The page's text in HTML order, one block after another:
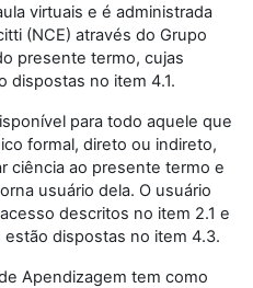
virtuais e é administrada
(NCE) através do Grupo
presente termo, cujas
dispostas no item 4.1.
para todo aquele que
formal, direto ou indireto,
ciência ao presente termo e
usuário dela. O usuário
descritos no item 2.1 e
dispostas no item 4.3.
Apendizagem tem como